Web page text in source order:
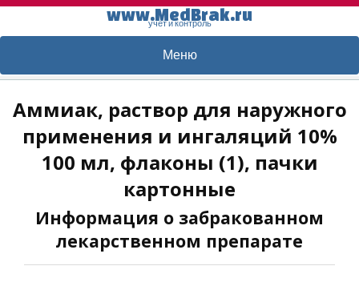
www.MedBrak.ru
учет и контроль
Меню
Аммиак, раствор для наружного
применения и ингаляций 10%
100 мл, флаконы (1), пачки
картонные
Информация о забракованном
лекарственном препарате